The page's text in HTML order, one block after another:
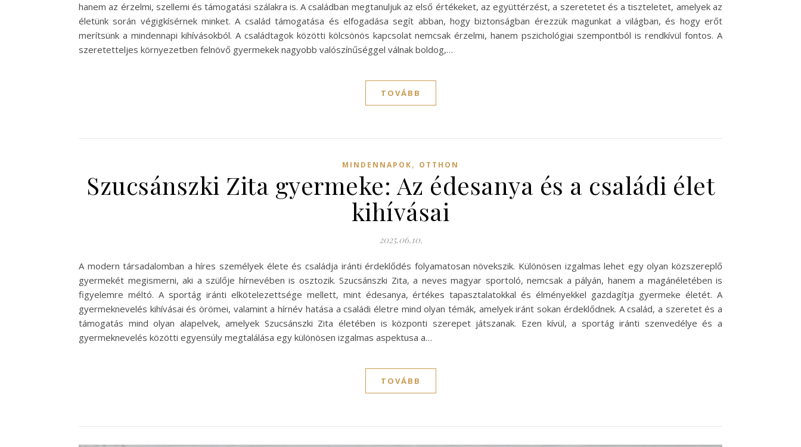
hanem az érzelmi, szellemi és támogatási szálakra is. A családban megtanuljuk az első értékeket, az együttérzést, a szeretetet és a tiszteletet, amelyek az
életünk során végigkísérnek minket. A család támogatása és elfogadása segít abban, hogy biztonságban érezzük magunkat a világban, és hogy erőt
merítsünk a mindennapi kihívásokból. A családtagok közötti kölcsönös kapcsolat nemcsak érzelmi, hanem pszichológiai szempontból is rendkívül fontos. A
szeretetteljes környezetben felnövő gyermekek nagyobb valószínűséggel válnak boldog,…
TOVÁBB
MINDENNAPOK, OTTHON
Szucsánszki Zita gyermeke: Az édesanya és a családi élet
kihívásai
2025.06.10.
A modern társadalomban a híres személyek élete és családja iránti érdeklődés folyamatosan növekszik. Különösen izgalmas lehet egy olyan közszereplő
gyermekét megismerni, aki a szülője hírnevében is osztozik. Szucsánszki Zita, a neves magyar sportoló, nemcsak a pályán, hanem a magánéletében is
figyelemre méltó. A sportág iránti elkötelezettsége mellett, mint édesanya, értékes tapasztalatokkal és élményekkel gazdagítja gyermeke életét. A
gyermeknevelés kihívásai és örömei, valamint a hírnév hatása a családi életre mind olyan témák, amelyek iránt sokan érdeklődnek. A család, a szeretet és a
támogatás mind olyan alapelvek, amelyek Szucsánszki Zita életében is központi szerepet játszanak. Ezen kívül, a sportág iránti szenvedélye és a
gyermeknevelés közötti egyensúly megtalálása egy különösen izgalmas aspektusa a…
TOVÁBB